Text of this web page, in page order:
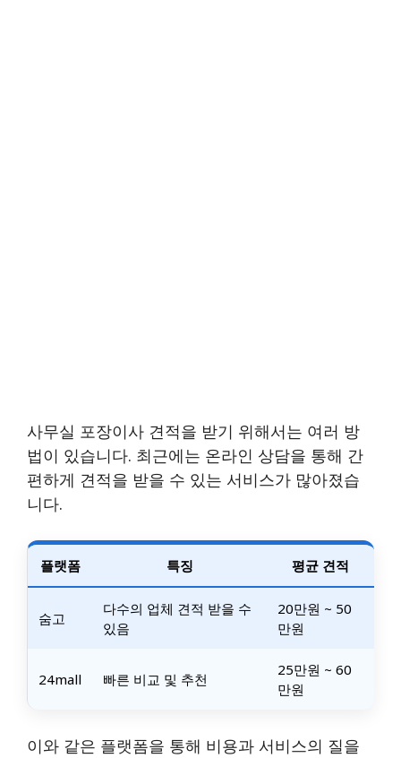
사무실 포장이사 견적을 받기 위해서는 여러 방
법이 있습니다. 최근에는 온라인 상담을 통해 간
편하게 견적을 받을 수 있는 서비스가 많아졌습
니다.
플랫폼 특징 평균 견적
숨고
다수의 업체 견적 받을 수
있음
20만원 ~ 50
만원
24mall 빠른 비교 및 추천
25만원 ~ 60
만원
이와 같은 플랫폼을 통해 비용과 서비스의 질을